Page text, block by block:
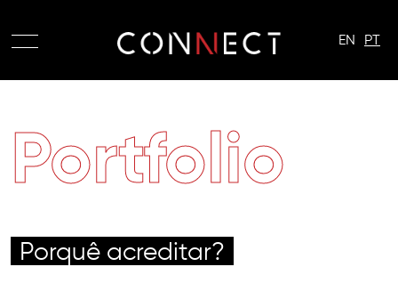
EN PT
Portfolio
Porquê acreditar?